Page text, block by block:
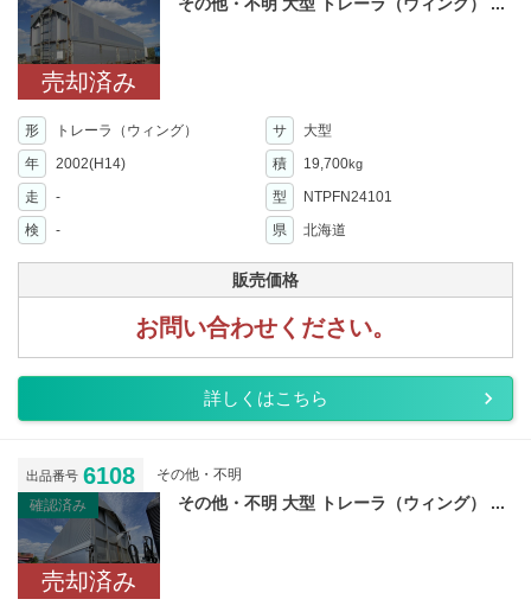
売却済み
形 トレーラ（ウィング） サ
大型
年
2002(H14) 積 19,700kg
走 - 型
NTPFN24101
検
- 県 北海道
販売価格
お問い合わせください。
詳しくはこちら
出品番号 6108
その他・不明
確認済み
売却済み
その他・不明 大型 トレーラ（ウィング） ...